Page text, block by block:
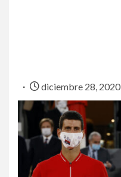
diciembre 28, 2020